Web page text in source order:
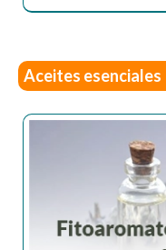
Aceites esenciales